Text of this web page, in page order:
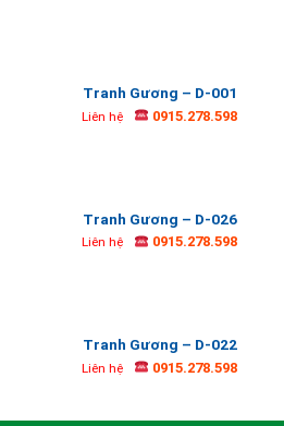
Tranh Gương – D-001
Liên hệ 0915.278.598
Tranh Gương – D-026
Liên hệ 0915.278.598
Tranh Gương – D-022
Liên hệ 0915.278.598